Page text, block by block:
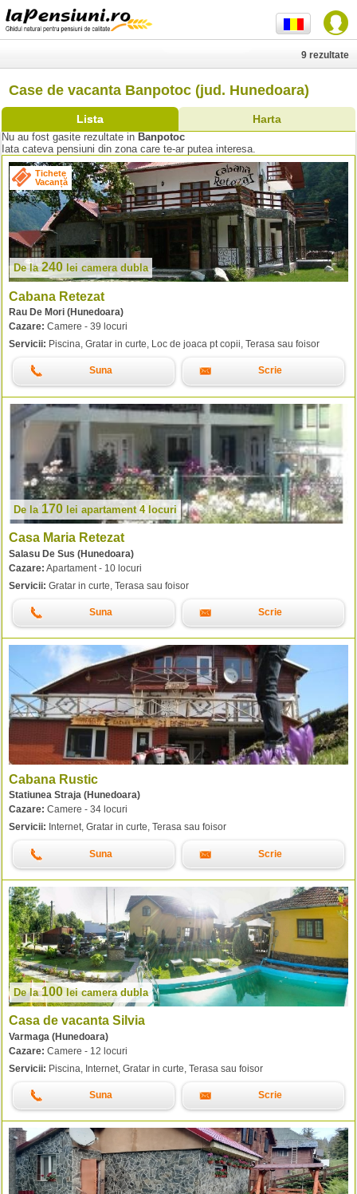
Case de vacanta Banpotoc (jud. Hunedoara)
Lista Harta
9 rezultate
Nu au fost gasite rezultate in Banpotoc
Iata cateva pensiuni din zona care te-ar putea interesa.
Tichete
Vacanță
De la240 lei camera dubla
Cabana Retezat
Rau De Mori (Hunedoara)
Cazare: Camere - 39 locuri
Servicii: Piscina, Gratar in curte, Loc de joaca pt copii, Terasa sau foisor
Suna Scrie
De la 170 lei apartament 4 locuri
Casa Maria Retezat
Salasu De Sus (Hunedoara)
Cazare: Apartament - 10 locuri
Servicii: Gratar in curte, Terasa sau foisor
Suna Scrie
Cabana Rustic
Statiunea Straja (Hunedoara)
Cazare: Camere - 34 locuri
Servicii: Internet, Gratar in curte, Terasa sau foisor
Suna Scrie
De la100 leicamera dubla
Casa de vacanta Silvia
Varmaga (Hunedoara)
Cazare: Camere - 12 locuri
Servicii: Piscina, Internet, Gratar in curte, Terasa sau foisor
Suna Scrie